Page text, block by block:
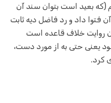
(که بعید است بتوان سند آن
فتوا داد و رد فاضل دیه ثابت
روایت خلاف قاعده است
یعنی حتی به از مورد دست،
کرد.